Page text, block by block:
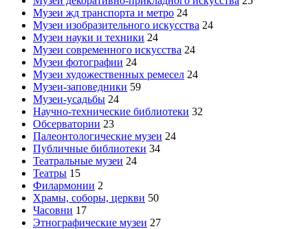
Музеи жд транспорта и метро 24
Музеи изобразительного искусства 24
Музеи науки и техники 24
Музеи современного искусства 24
Музеи фотографии 24
Музеи художественных ремесел 24
Музеи-заповедники 59
Музеи-усадьбы 24
Научно-технические библиотеки 32
Обсерватории 23
Палеонтологические музеи 24
Публичные библиотеки 34
Театральные музеи 24
Театры 15
Филармонии 2
Храмы, соборы, церкви 50
Часовни 17
Этнографические музеи 27